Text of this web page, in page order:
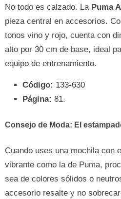
No todo es calzado. La Puma
pieza central en accesorios.
tonos vino y rojo, cuenta con
alto por 30 cm de base, ideal
equipo de entrenamiento.
Código: 133-630
Página: 81.
Consejo de Moda: El
Cuando uses una mochila con
vibrante como la de Puma,
sea de colores sólidos o
accesorio resalte y no